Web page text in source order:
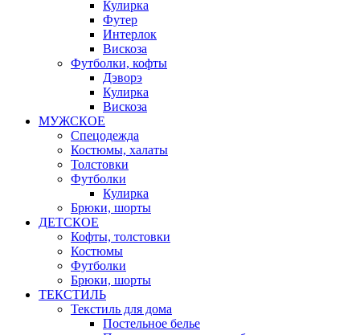
Кулирка
Футер
Интерлок
Вискоза
Футболки, кофты
Дэворэ
Кулирка
Вискоза
МУЖСКОЕ
Спецодежда
Костюмы, халаты
Толстовки
Футболки
Кулирка
Брюки, шорты
ДЕТСКОЕ
Кофты, толстовки
Костюмы
Футболки
Брюки, шорты
ТЕКСТИЛЬ
Текстиль для дома
Постельное белье